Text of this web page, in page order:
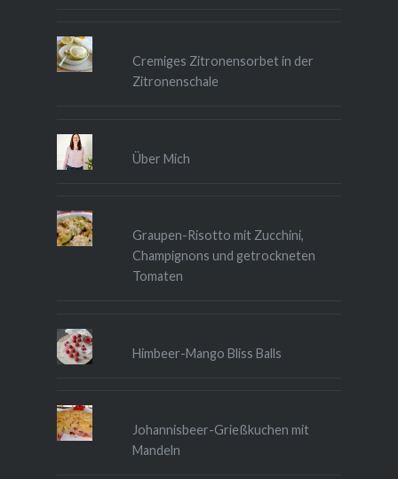
Cremiges Zitronensorbet in der
Zitronenschale
Über Mich
Graupen-Risotto mit Zucchini,
Champignons und getrockneten
Tomaten
Himbeer-Mango Bliss Balls
Johannisbeer-Grießkuchen mit
Mandeln